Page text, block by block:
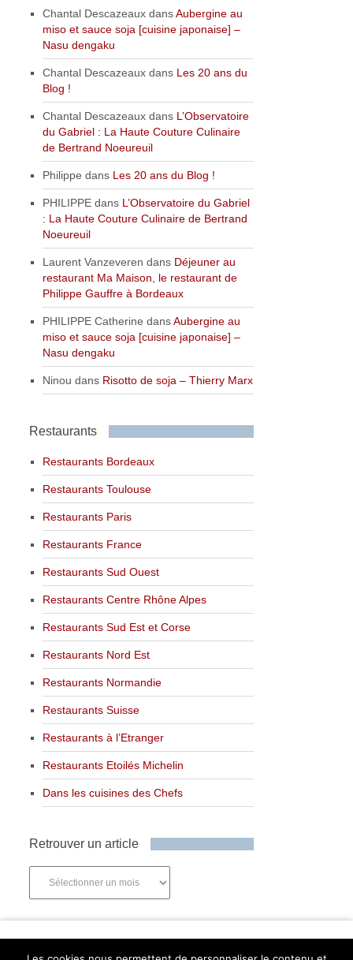
Chantal Descazeaux dansAubergine au
miso et sauce soja [cuisine japonaise] –
Nasu dengaku
Chantal Descazeaux dans Les 20 ans du
Blog !
Chantal Descazeaux dans L’Observatoire
du Gabriel : La Haute Couture Culinaire
de Bertrand Noeureuil
Philippe dans Les 20 ans du Blog !
PHILIPPE dans L’Observatoire du Gabriel
: La Haute Couture Culinaire de Bertrand
Noeureuil
Laurent Vanzeveren dans Déjeuner au
restaurant Ma Maison, le restaurant de
Philippe Gauffre à Bordeaux
PHILIPPE Catherine dansAubergine au
miso et sauce soja [cuisine japonaise] –
Nasu dengaku
Ninou dans Risotto de soja – Thierry Marx
Restaurants
Restaurants Bordeaux
Restaurants Toulouse
Restaurants Paris
Restaurants France
Restaurants Sud Ouest
Restaurants Centre Rhône Alpes
Restaurants Sud Est et Corse
Restaurants Nord Est
Restaurants Normandie
Restaurants Suisse
Restaurants à l’Etranger
Restaurants Etoilés Michelin
Dans les cuisines des Chefs
Retrouver un article